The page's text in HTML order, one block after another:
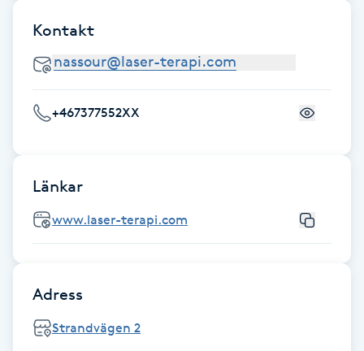
Damklippning
Dermapen
Diamantslipning
Enzympeeling
Extensions
Kontakt
+467377552XX
Länkar
www.laser-terapi.com
Adress
Strandvägen 2